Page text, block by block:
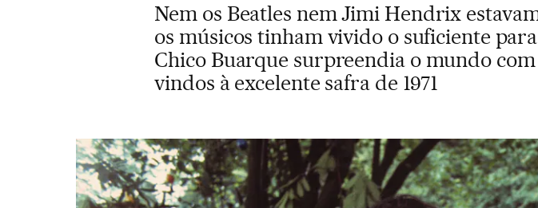
Nem os Beatles nem Jimi Hendrix
os músicos tinham vivido o suficiente
Chico Buarque surpreendia o mundo
vindos à excelente safra de 1971